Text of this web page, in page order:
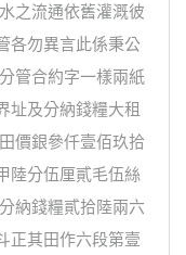
之流通依舊灌溉彼
各勿異言此係秉公
管合約字一樣兩紙
址及分納錢糧大租
價銀參仟壹佰玖拾
陸分伍厘貳毛伍絲
納錢糧貳拾陸兩六
正其田作六段第壹